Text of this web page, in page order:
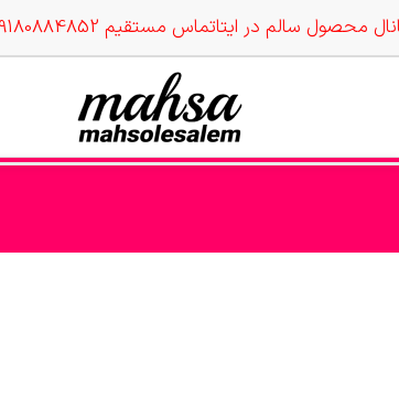
محصول سالم در ایتاتماس مستقیم 09180884852